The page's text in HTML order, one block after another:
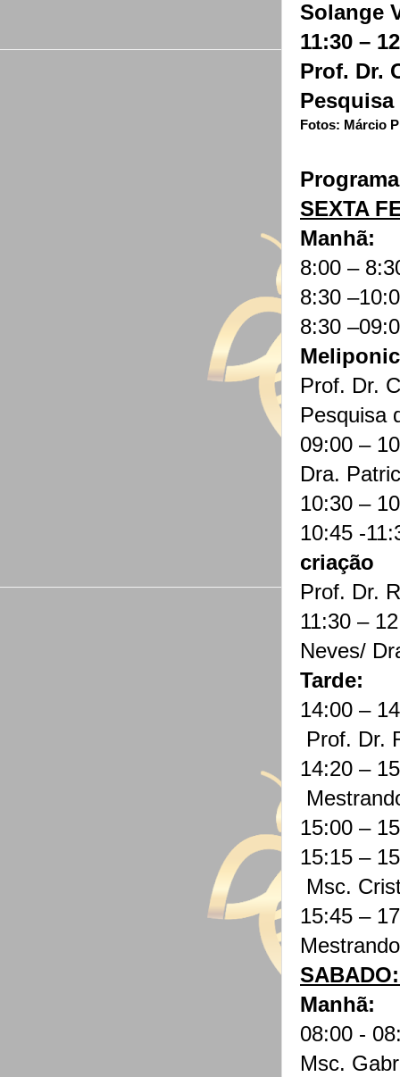
Solange
11:30 –
Prof. Dr.
Pesquisa
Fotos: Márcio
SEXTA
Manhã:
8:00 –
8:30
8:30
Prof. Dr.
Pesquisa
09:00 –
Dra.
10:30 –
10:45 -
criação
Prof. Dr.
11:30 –
Neves/
Tarde:
14:00 –
Prof. Dr.
14:20 –
15:00 –
15:15 –
Msc.
15:45 –
Manhã:
08:00 -
Msc.